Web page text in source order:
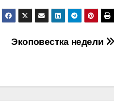
Экоповестка недели